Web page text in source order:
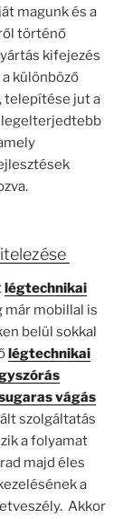
magunk és a
történő
kifejezés
különböző
telepítése jut a
legelterjedtebb
légtechnikai
már mobillal is
belül sokkal
légtechnikai
vágás
szolgáltatás
a folyamat
majd éles
a
Akkor